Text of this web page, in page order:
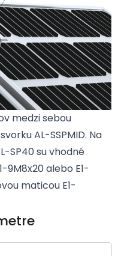
medzi sebou
AL-SSPMID. Na
SP40 su vhodné
9M8x20 alebo E1-
maticou E1-